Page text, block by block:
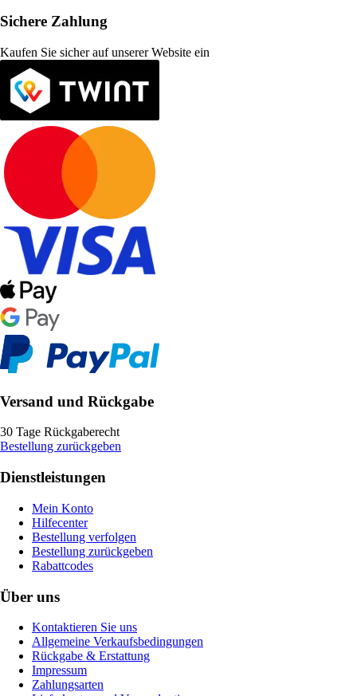
Sichere Zahlung
Kaufen Sie sicher auf unserer Website ein
Versand und Rückgabe
30 Tage Rückgaberecht
Bestellung zurückgeben
Dienstleistungen
Mein Konto
Hilfecenter
Bestellung verfolgen
Bestellung zurückgeben
Rabattcodes
Über uns
Kontaktieren Sie uns
Allgemeine Verkaufsbedingungen
Rückgabe & Erstattung
Impressum
Zahlungsarten